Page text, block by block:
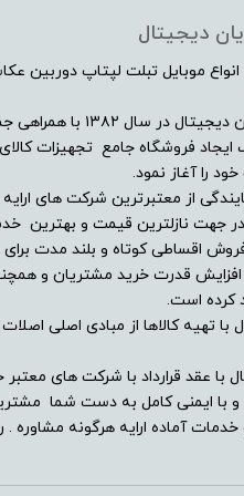
صفحه نمایش لمسی
امکانات و سنسورها
وبکم
درایو نوری
کیبورد با نور پس زمینه
سنسور تشخیص چهره
بلوتوث
حسگر اثر انگشت
شبکه بی سیم Wi-Fi
دیجیتال
موبایل تبلت لپتاپ دوربین
مجموعه فروشگاه
فروشگاه جامع تجهیزات
را آغاز نمود.
از معتبرترین شرکت های
در جهت نازلترین قیمت و
اقساطی کوتاه و بلند مدت
قدرت خرید مشتریان و
کرده است.
تهیه کالاها از مبادی اصلی
با عقد قرارداد با شرکت های
با ایمنی کامل به دست شما
آماده ارایه هرگونه مشاوره